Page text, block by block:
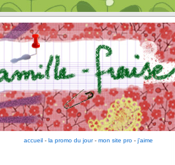
accueil- la promo du jour- mon site pro- j'aime